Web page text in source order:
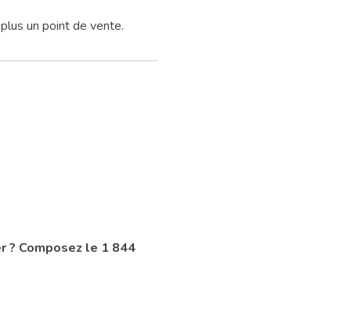
un point de vente.
? Composez le 1 844